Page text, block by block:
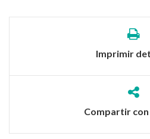
Imprimir
Compartir con